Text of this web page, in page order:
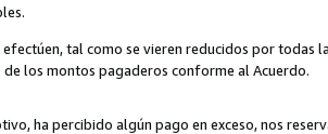
efectúen, tal como se vieren reducidos por todas
los montos pagaderos conforme al Acuerdo.
ha percibido algún pago en exceso, nos